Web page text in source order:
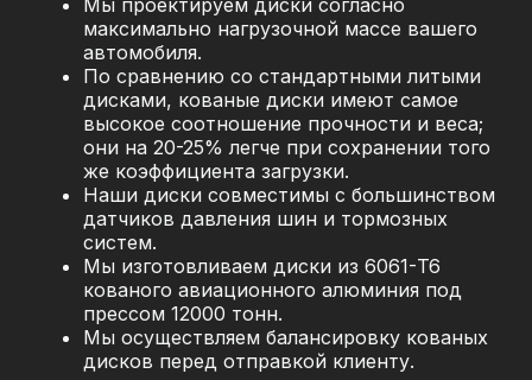
максимально нагрузочной массе вашего
автомобиля.
По сравнению со стандартными литыми
дисками, кованые диски имеют самое
высокое соотношение прочности и веса;
они на 20-25% легче при сохранении того
же коэффициента загрузки.
Наши диски совместимы с большинством
датчиков давления шин и тормозных
систем.
Мы изготовливаем диски из 6061-T6
кованого авиационного алюминия под
прессом 12000 тонн.
Мы осуществляем балансировку кованых
дисков перед отправкой клиенту.